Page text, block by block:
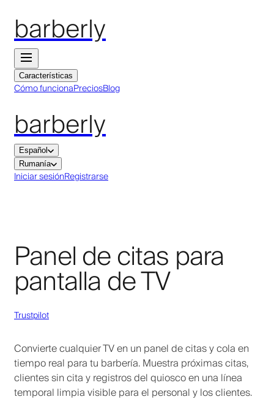
barberly
Características
Cómo funcionaPreciosBlog
barberly
Español
Rumanía
Iniciar sesiónRegistrarse
Panel de citas para
pantalla de TV
Trustpilot
Convierte cualquier TV en un panel de citas y cola en
tiempo real para tu barbería. Muestra próximas citas,
clientes sin cita y registros del quiosco en una línea
temporal limpia visible para el personal y los clientes.